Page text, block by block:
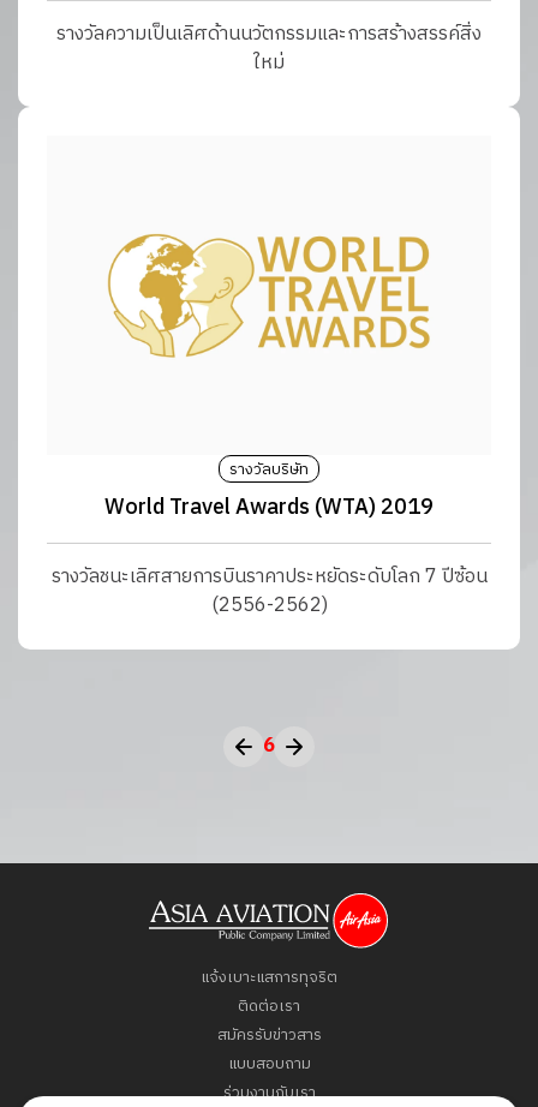
รางวัลความเป็นเลิศด้านนวัตกรรมและการสร้างสรรค์สิ่ง
ใหม่
รางวัลบริษัท
World Travel Awards (WTA) 2019
รางวัลชนะเลิศสายการบินราคาประหยัดระดับโลก 7 ปีซ้อน
(2556-2562)
6
แจ้งเบาะแสการทุจริต
ติดต่อเรา
สมัครรับข่าวสาร
แบบสอบถาม
ร่วมงานกับเรา